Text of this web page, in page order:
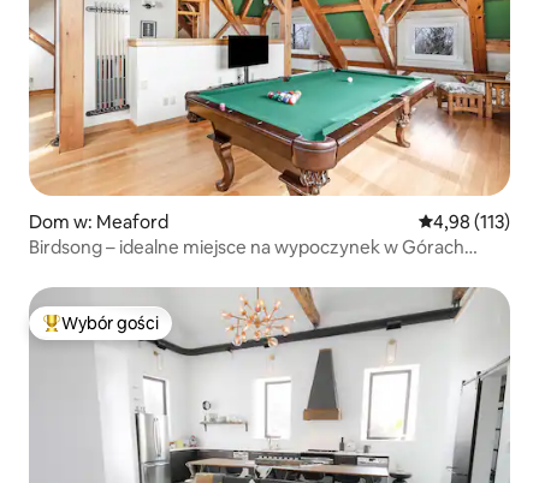
Dom w: Meaford Średnia
4,98 (113)
Birdsong – idealne miejsce na wypoczynek w Górach
Najpopularniejsze z kategorii Wybór gości
Wybór gości